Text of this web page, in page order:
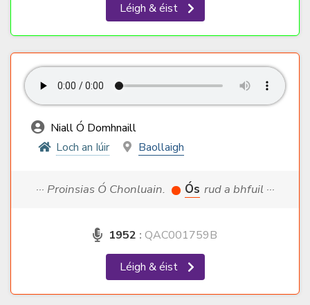
Léigh & éist
Niall Ó Domhnaill
Loch an Iúir
Baollaigh
··· Proinsias Ó Chonluain. Ós rud a bhfuil ···
1952 : QAC001759B
Léigh & éist